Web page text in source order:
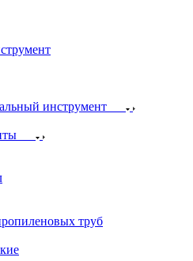
инструмент
труб